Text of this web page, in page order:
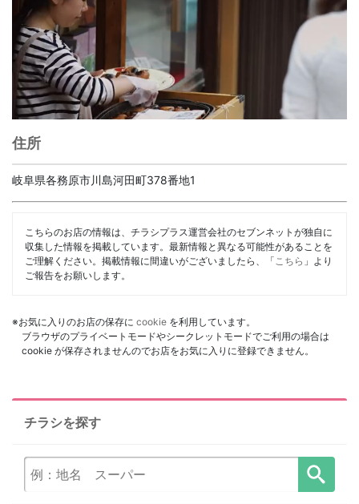
住所
岐阜県各務原市川島河田町378番地1
こちらのお店の情報は、チラシプラス運営会社のセブンネットが独自に
収集した情報を掲載しています。最新情報と異なる可能性があることを
ご理解ください。掲載情報に間違いがございましたら、「 こちら 」より
ご報告をお願いします。
※お気に入りのお店の保存に cookie を利用しています。
ブラウザのプライベートモードやシークレットモードでご利用の場合は
cookie が保存されませんのでお店をお気に入りに登録できません。
チラシを探す